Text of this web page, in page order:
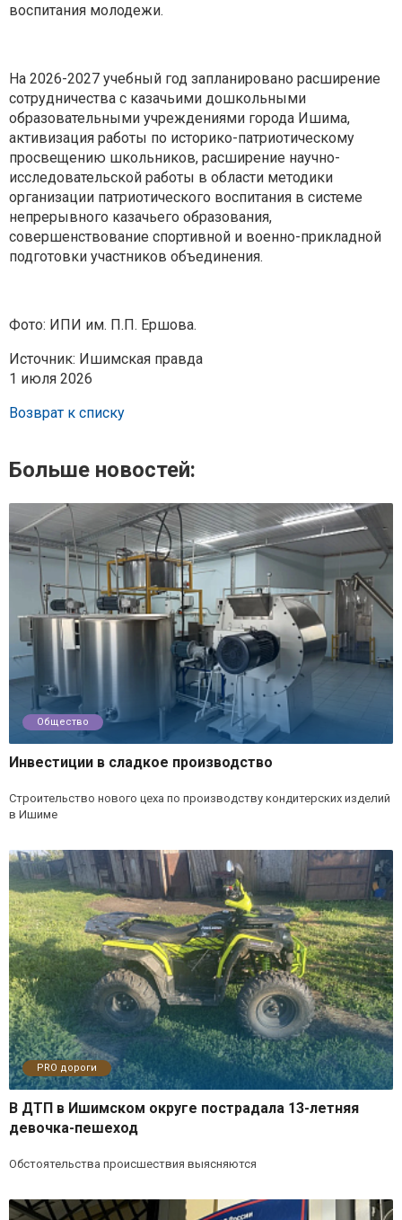
воспитания молодежи.
На 2026-2027 учебный год запланировано расширение
сотрудничества с казачьими дошкольными
образовательными учреждениями города Ишима,
активизация работы по историко-патриотическому
просвещению школьников, расширение научно-
исследовательской работы в области методики
организации патриотического воспитания в системе
непрерывного казачьего образования,
совершенствование спортивной и военно-прикладной
подготовки участников объединения.
Фото: ИПИ им. П.П. Ершова.
Источник: Ишимская правда
1 июля 2026
Возврат к списку
Больше новостей:
Общество
Инвестиции в сладкое производство
Строительство нового цеха по производству кондитерских изделий
в Ишиме
PRO дороги
В ДТП в Ишимском округе пострадала 13-летняя
девочка-пешеход
Обстоятельства происшествия выясняются